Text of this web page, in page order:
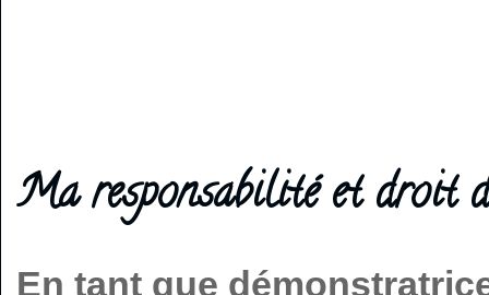
Ma responsabilité et droit
En tant que